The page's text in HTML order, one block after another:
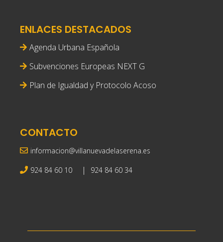
ENLACES DESTACADOS
Agenda Urbana Española
Subvenciones Europeas NEXT G
Plan de Igualdad y Protocolo Acoso
CONTACTO
informacion@villanuevadelaserena.es
924 84 60 10 | 924 84 60 34